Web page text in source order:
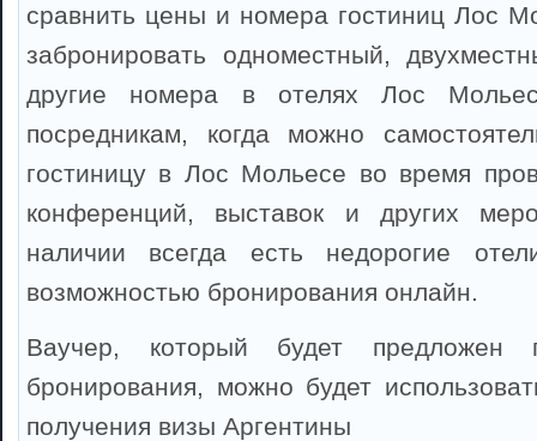
сравнить цены и номера гостиниц Лос
забронировать одноместный,
другие номера в отелях Лос
посредникам, когда можно
гостиницу в Лос Мольесе во время
конференций, выставок и других
наличии всегда есть недорогие
возможностью бронирования онлайн.
Ваучер, который будет предложен
бронирования, можно будет
получения визы Аргентины